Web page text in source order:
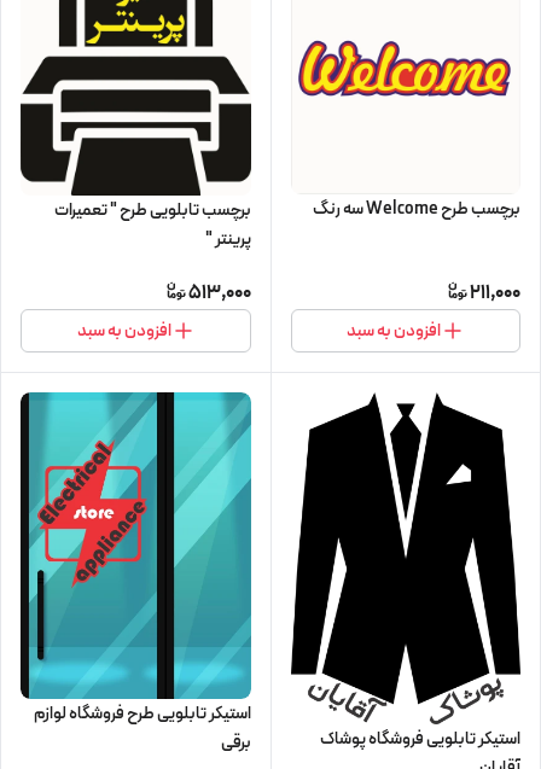
برچسب طرح Welcome سه رنگ
211,000
افزودن به سبد
برچسب تابلویی طرح " تعمیرات
پرینتر "
513,000
افزودن به سبد
استیکر تابلویی فروشگاه پوشاک
استیکر تابلویی طرح فروشگاه لوازم
برقی